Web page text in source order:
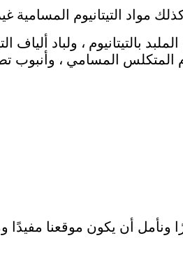
بالتيتانيوم ، ولباد
ونأمل أن يكون موقعنا